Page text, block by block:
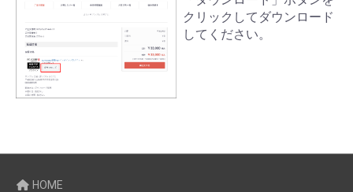
クリックしてダウンロード
してください。
HOME